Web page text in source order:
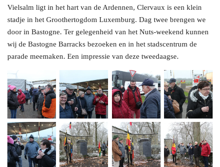
Vielsalm ligt in het hart van de Ardennen, Clervaux is een klein
stadje in het Groothertogdom Luxemburg. Dag twee brengen we
door in Bastogne. Ter gelegenheid van het Nuts-weekend kunnen
wij de Bastogne Barracks bezoeken en in het stadscentrum de
parade meemaken. Een impressie van deze tweedaagse.